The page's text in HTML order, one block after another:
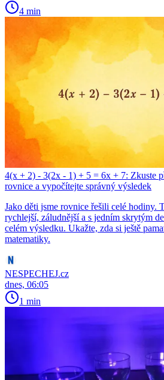
4 min
4(x + 2) - 3(2x - 1) + 5 = 6x + 7: Zkuste
rovnice a vypočítejte správný výsledek
Jako děti jsme rovnice řešili celé hodiny.
rychlejší, záludnější a s jedním skrytým
celém výsledku. Ukažte, zda si ještě
matematiky.
NESPECHEJ.cz
dnes, 06:05
1 min